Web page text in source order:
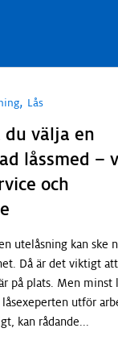
, Lås
du välja en
låssmed –
och
utelåsning kan ske
Då är det viktigt
på plats. Men minst
utför
kan rådande